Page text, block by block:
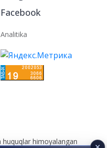
Instagram
Telegram
Analitika